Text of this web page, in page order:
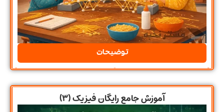
توضیحات
آموزش جامع رایگان فیزیک (۳)